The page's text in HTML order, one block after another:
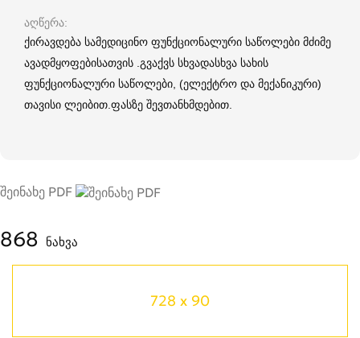
აღწერა
ქირავდება სამედიცინო ფუნქციონალური საწოლები მძიმე
ავადმყოფებისათვის .გვაქვს სხვადასხვა სახის
ფუნქციონალური საწოლები, (ელექტრო და მექანიკური)
თავისი ლეიბით.ფასზე შევთანხმდებით.
შეინახე PDF
868 ნახვა
728 x 90